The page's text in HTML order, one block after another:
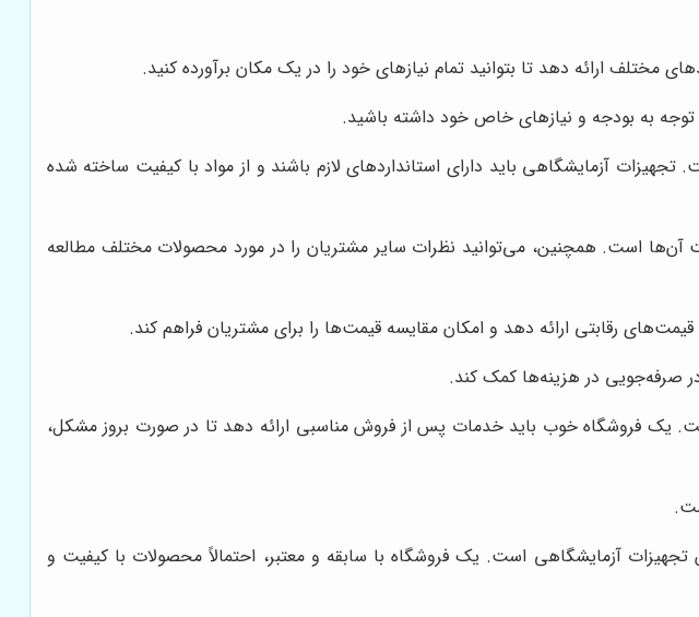
مختلف ارائه دهد تا بتوانید تمام نیازهای خود را در یک مکان برآورده کنید.
به بودجه و نیازهای خاص خود داشته باشید.
آزمایشگاهی باید دارای استانداردهای لازم باشند و از مواد با کیفیت ساخته شده
آن‌ها است. همچنین، می‌توانید نظرات سایر مشتریان را در مورد محصولات مختلف مطالعه
رقابتی ارائه دهد و امکان مقایسه قیمت‌ها را برای مشتریان فراهم کند.
صرفه‌جویی در هزینه‌ها کمک کند.
فروشگاه خوب باید خدمات پس از فروش مناسبی ارائه دهد تا در صورت بروز مشکل،
آزمایشگاهی است. یک فروشگاه با سابقه و معتبر، احتمالاً محصولات با کیفیت و